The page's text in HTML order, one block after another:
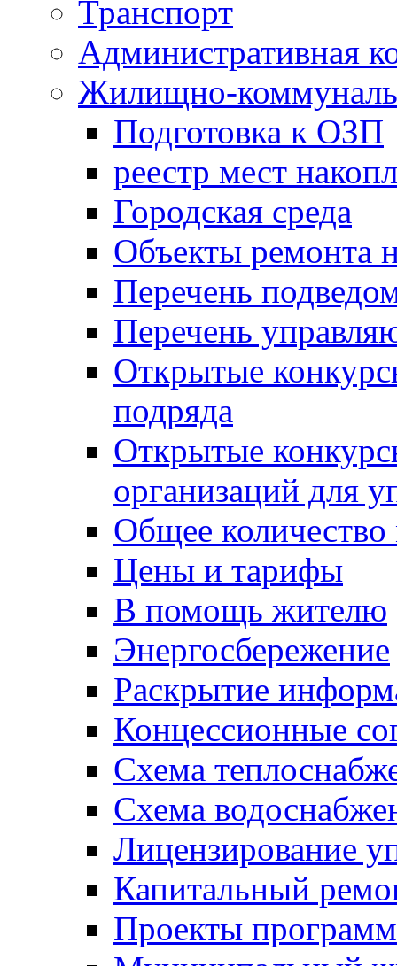
Транспорт
Административная
Жилищно-
Подготовка к ОЗП
реестр мест
Городская среда
Объекты ремонта
Перечень
Перечень
Открытые
подряда
Открытые
организаций для
Общее
Цены и тарифы
В помощь жителю
Энергосбережение
Раскрытие
Концессионные
Схема
Схема
Лицензирование
Капитальный
Проекты программ